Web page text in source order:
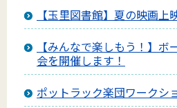
【玉里図書館】夏の映画上
【みんなで楽しもう！】
会を開催します！
ポットラック楽団ワークシ